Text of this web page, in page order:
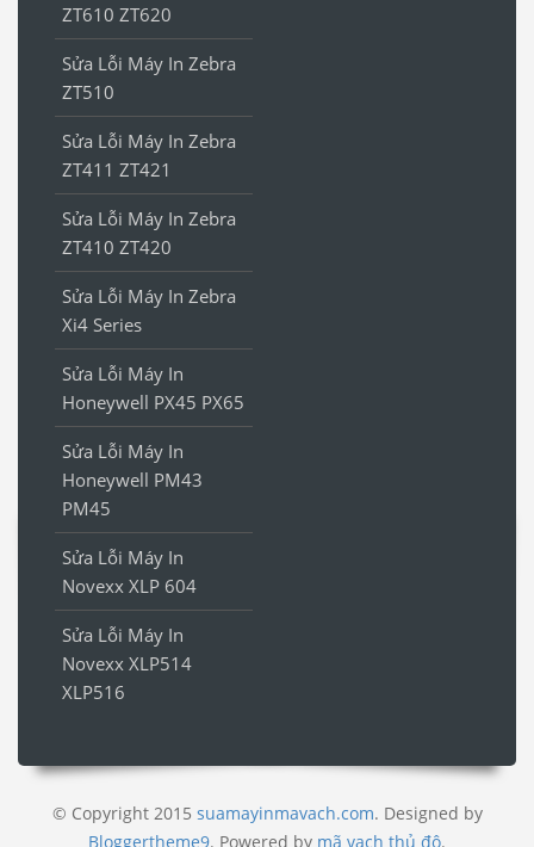
ZT610 ZT620
Sửa Lỗi Máy In Zebra
ZT510
Sửa Lỗi Máy In Zebra
ZT411 ZT421
Sửa Lỗi Máy In Zebra
ZT410 ZT420
Sửa Lỗi Máy In Zebra
Xi4 Series
Sửa Lỗi Máy In
Honeywell PX45 PX65
Sửa Lỗi Máy In
Honeywell PM43
PM45
Sửa Lỗi Máy In
Novexx XLP 604
Sửa Lỗi Máy In
Novexx XLP514
XLP516
© Copyright 2015 suamayinmavach.com. Designed by
Bloggertheme9. Powered by mã vạch thủ đô.